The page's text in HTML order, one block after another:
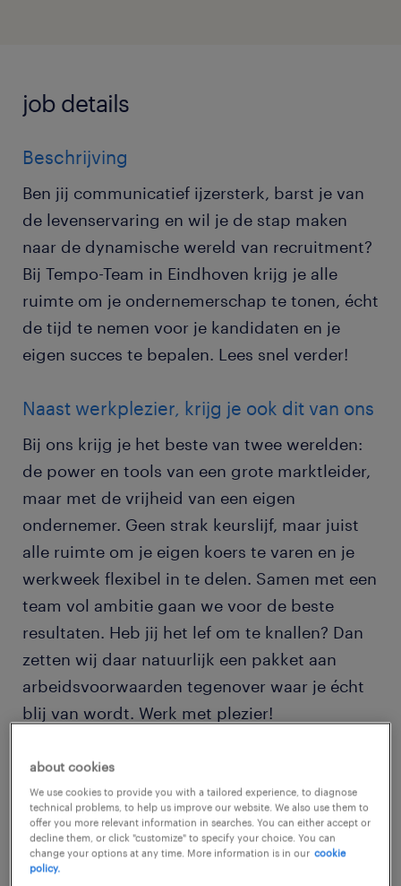
job details
Beschrijving
Ben jij communicatief ijzersterk, barst je van
de levenservaring en wil je de stap maken
naar de dynamische wereld van recruitment?
Bij Tempo-Team in Eindhoven krijg je alle
ruimte om je ondernemerschap te tonen, écht
de tijd te nemen voor je kandidaten en je
eigen succes te bepalen. Lees snel verder!
Naast werkplezier, krijg je ook dit van ons
Bij ons krijg je het beste van twee werelden:
de power en tools van een grote marktleider,
maar met de vrijheid van een eigen
ondernemer. Geen strak keurslijf, maar juist
alle ruimte om je eigen koers te varen en je
werkweek flexibel in te delen. Samen met een
team vol ambitie gaan we voor de beste
resultaten. Heb jij het lef om te knallen? Dan
zetten wij daar natuurlijk een pakket aan
arbeidsvoorwaarden tegenover waar je écht
blij van wordt. Werk met plezier!
Lekker loon en fijne extra’s: je start met
een bruto basissalaris tussen de € 2.850,-
en € 3.300,- per maand, afgestemd op
wat jij aan ervaring meebrengt. Bovenop
je loon krijg je elke maand een Benefit
about cookies
We use cookies to provide you with a tailored experience, to diagnose
technical problems, to help us improve our website. We also use them to
offer you more relevant information in searches. You can either accept or
decline them, or click "customize" to specify your choice. You can
change your options at any time. More information is in our cookie
policy.